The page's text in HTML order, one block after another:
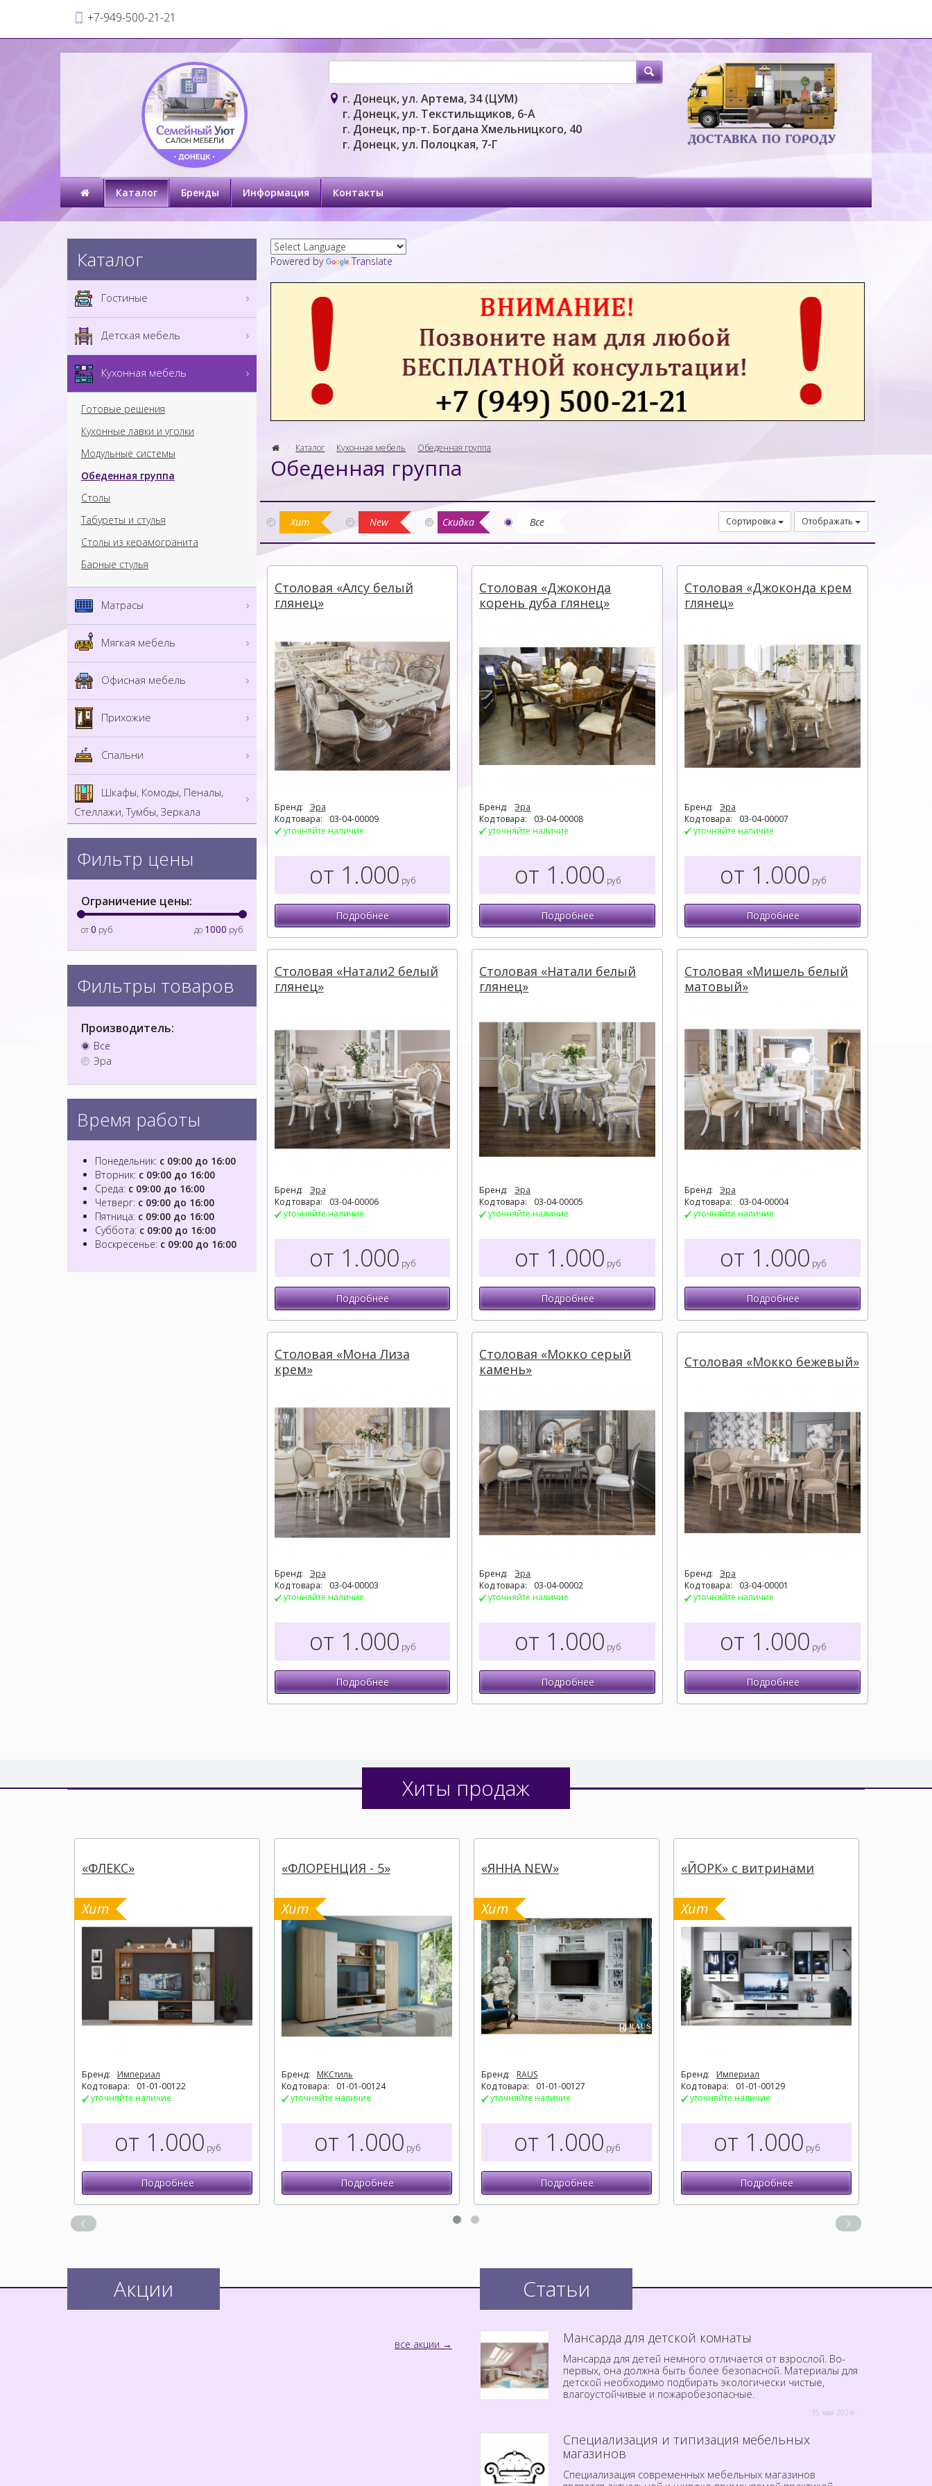
+7-949-500-21-21
г. Донецк, ул. Артема, 34 (ЦУМ)
г. Донецк, ул. Текстильщиков, 6-А
г. Донецк, пр-т. Богдана Хмельницкого, 40
г. Донецк, ул. Полоцкая, 7-Г
Каталог Бренды Информация Контакты
Powered by Translate
Каталог Кухонная мебель Обеденная группа
Обеденная группа
Хит New Скидка Все Сортировка Отображать
Столовая «Алсу белый
глянец»
Бренд:
Эра
Код товара:
03-04-00009
уточняйте наличие
от 1.000 руб
Подробнее
Столовая «Джоконда
корень дуба глянец»
Бренд:
Эра
Код товара:
03-04-00008
уточняйте наличие
от 1.000 руб
Подробнее
Столовая «Джоконда крем
глянец»
Бренд:
Эра
Код товара:
03-04-00007
уточняйте наличие
от 1.000 руб
Подробнее
Столовая «Натали2 белый
глянец»
Бренд:
Эра
Код товара:
03-04-00006
уточняйте наличие
от 1.000 руб
Подробнее
Столовая «Натали белый
глянец»
Бренд:
Эра
Код товара:
03-04-00005
уточняйте наличие
от 1.000 руб
Подробнее
Столовая «Мишель белый
матовый»
Бренд:
Эра
Код товара:
03-04-00004
уточняйте наличие
от 1.000 руб
Подробнее
Столовая «Мона Лиза
крем»
Бренд:
Эра
Код товара:
03-04-00003
уточняйте наличие
от 1.000 руб
Подробнее
Столовая «Мокко серый
камень»
Бренд:
Эра
Код товара:
03-04-00002
уточняйте наличие
от 1.000 руб
Подробнее
Столовая «Мокко бежевый»
Бренд:
Эра
Код товара:
03-04-00001
уточняйте наличие
от 1.000 руб
Подробнее
Каталог
Гостиные
Детская мебель
Кухонная мебель
Готовые решения
Кухонные лавки и уголки
Модульные системы
Обеденная группа
Столы
Табуреты и стулья
Столы из керамогранита
Барные стулья
Матрасы
Мягкая мебель
Офисная мебель
Прихожие
Спальни
Шкафы, Комоды, Пеналы,
Стеллажи, Тумбы, Зеркала
Фильтр цены
Ограничение цены:
от0 руб до 1000 руб
Фильтры товаров
Производитель:
Все
Эра
Время работы
Понедельник: с 09:00 до 16:00
Вторник: с 09:00 до 16:00
Среда: с 09:00 до 16:00
Четверг: с 09:00 до 16:00
Пятница: с 09:00 до 16:00
Суббота: с 09:00 до 16:00
Воскресенье: с 09:00 до 16:00
Хиты продаж
«ФЛЕКС»
Хит
Бренд:
Империал
Код товара:
01-01-00122
уточняйте наличие
от 1.000 руб
Подробнее
«ФЛОРЕНЦИЯ - 5»
Хит
Бренд:
МКСтиль
Код товара:
01-01-00124
уточняйте наличие
от 1.000 руб
Подробнее
«ЯННА NEW»
Хит
Бренд:
RAUS
Код товара:
01-01-00127
уточняйте наличие
от 1.000 руб
Подробнее
« ЙОРК» с витринами
Хит
Бренд:
Империал
Код товара:
01-01-00129
уточняйте наличие
от 1.000 руб
Подробнее
Акции
все акции
Статьи
Мансарда для детской комнаты
Мансарда для детей немного отличается от взрослой. Во-
первых, она должна быть более безопасной. Материалы для
детской необходимо подбирать экологически чистые,
влагоустойчивые и пожаробезопасные.
15 мая 2024г.
Специализация и типизация мебельных
магазинов
Специализация современных мебельных магазинов